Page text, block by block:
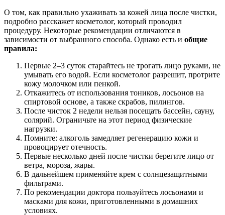
О том, как правильно ухаживать за кожей лица после чистки,
подробно расскажет косметолог, который проводил
процедуру. Некоторые рекомендации отличаются в
зависимости от выбранного способа. Однако есть и общие
правила:
Первые 2–3 суток старайтесь не трогать лицо руками, не
умывать его водой. Если косметолог разрешит, протрите
кожу молочком или пенкой.
Откажитесь от использования тоников, лосьонов на
спиртовой основе, а также скрабов, пилингов.
После чисток 2 недели нельзя посещать бассейн, сауну,
солярий. Ограничьте на этот период физические
нагрузки.
Помните: алкоголь замедляет регенерацию кожи и
провоцирует отечность.
Первые несколько дней после чистки берегите лицо от
ветра, мороза, жары.
В дальнейшем применяйте крем с солнцезащитными
фильтрами.
По рекомендации доктора пользуйтесь лосьонами и
масками для кожи, приготовленными в домашних
условиях.